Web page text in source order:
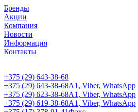
Бренды
Акции
Компания
Новости
Информация
Контакты
+375 (29) 643-38-68
+375 (29) 643-38-68А1, Viber, WhatsApp
+375 (29) 623-38-68А1, Viber, WhatsApp
+375 (29) 619-38-68А1, Viber, WhatsApp